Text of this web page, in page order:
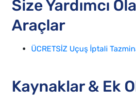
Size Yardımcı
Araçlar
ÜCRETSİZ Uçuş İptali
Kaynaklar & Ek